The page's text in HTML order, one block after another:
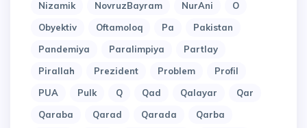
Nizamik NovruzBayram NurAni
O
Obyektiv
Oftamoloq Pa
Pakistan
Pandemiya
Paralimpiya
Partlay
Pirallah
Prezident Problem
Profil
PUA
Pulk Q Qad Qalayar
Qar
Qaraba
Qarad Qarada
Qarba